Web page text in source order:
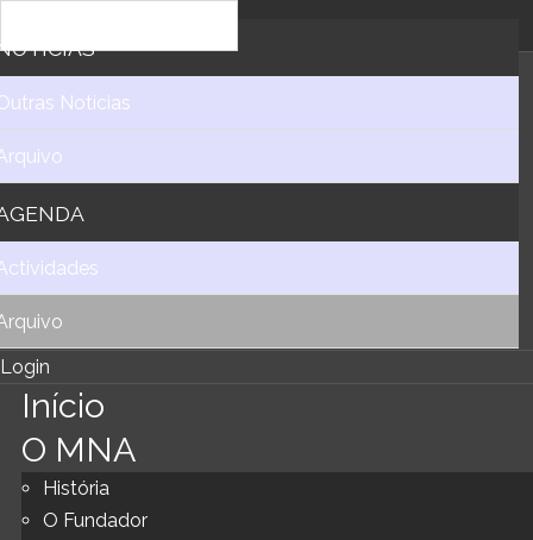
Notícias
Login
Início
O MNA
História
O Fundador